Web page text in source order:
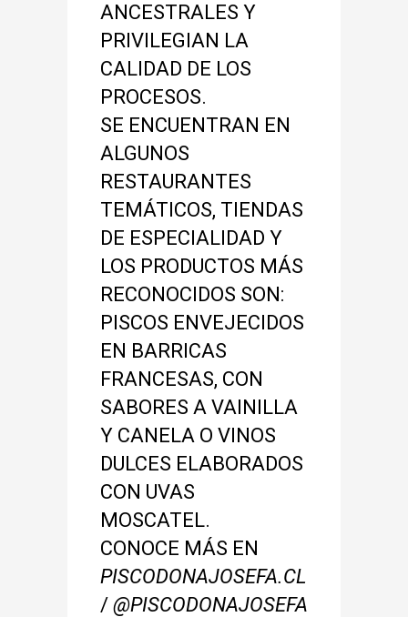
ANCESTRALES Y
PRIVILEGIAN LA
CALIDAD DE LOS
PROCESOS.
SE ENCUENTRAN EN
ALGUNOS
RESTAURANTES
TEMÁTICOS, TIENDAS
DE ESPECIALIDAD Y
LOS PRODUCTOS MÁS
RECONOCIDOS SON:
PISCOS ENVEJECIDOS
EN BARRICAS
FRANCESAS, CON
SABORES A VAINILLA
Y CANELA O VINOS
DULCES ELABORADOS
CON UVAS
MOSCATEL.
CONOCE MÁS EN
PISCODONAJOSEFA.CL
/ @PISCODONAJOSEFA